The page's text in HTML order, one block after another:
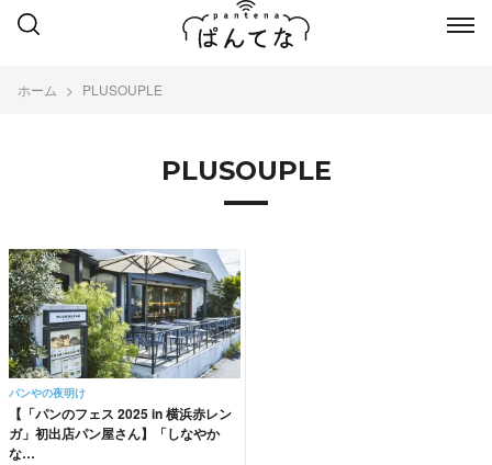
ホーム PLUSOUPLE
PLUSOUPLE
パンやの夜明け
【「パンのフェス 2025 in 横浜赤レン
ガ」初出店パン屋さん】「しなやか
な…